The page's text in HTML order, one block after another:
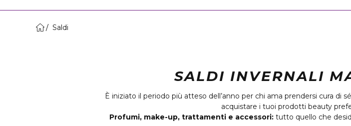
Saldi
SALDI INVERNALI
È iniziato il periodo più atteso dell’anno per chi ama prendersi cura di
acquistare i tuoi prodotti beauty
Profumi, make-up, trattamenti e accessori:tutto quello che